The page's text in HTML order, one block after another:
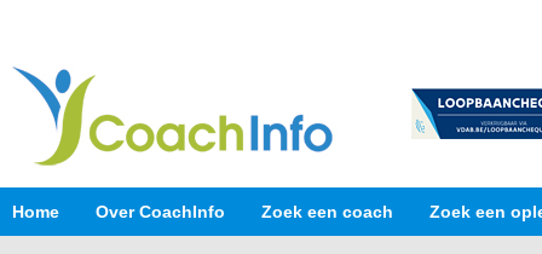
Home Over CoachInfo Zoek een coach Zoek een